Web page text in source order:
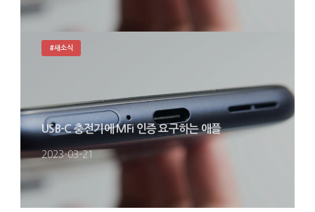
USB-C 충전기에 MFi 인증 요구하는 애플
2023-03-21
#새소식